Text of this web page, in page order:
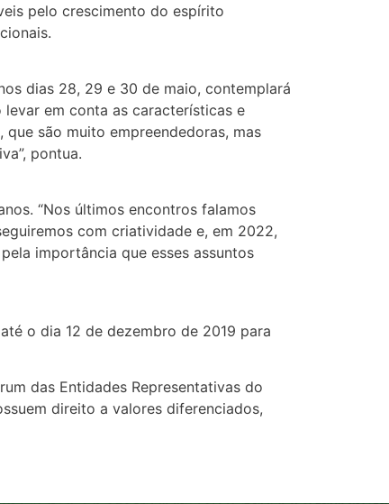
pelo crescimento do espírito
dias 28, 29 e 30 de maio, contemplará
em conta as características e
são muito empreendedoras, mas
pontua.
“Nos últimos encontros falamos
com criatividade e, em 2022,
importância que esses assuntos
o dia 12 de dezembro de 2019 para
das Entidades Representativas do
direito a valores diferenciados,